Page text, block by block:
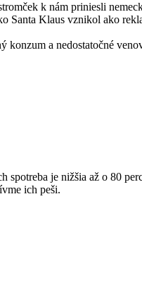
k nám priniesli
Santa Klaus vznikol ako
a nedostatočné
je nižšia až o 80
ich peši.